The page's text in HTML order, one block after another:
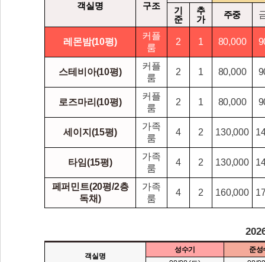
객실명 구조
기
준
추
가
주중
레몬밤(10평)
커플
룸
2 1 80,000
스테비아(10평)
커플
룸
2 1 80,000
로즈마리(10평)
커플
룸
2 1 80,000
세이지(15평)
가족
룸
4 2 130,000
타임(15평)
가족
룸
4 2 130,000
페퍼민트(20평/2층
독채)
가족
룸
4 2 160,000